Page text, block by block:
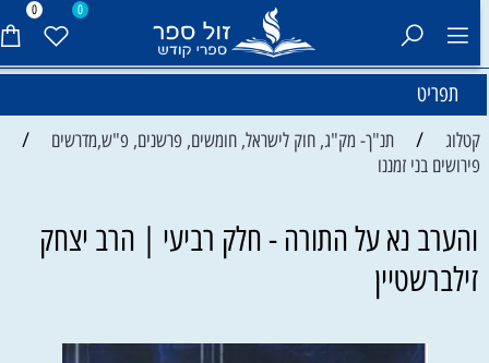
0 0
תפריט
קטלוג / תנ"ך- מק"ג, חוק לישראל, חומשים, פרשנים, פ"ש,מדרשים /
פירושים בני זמננו
והערב נא על התורה - חלק רביעי | הרב יצחק
זילברשטיין